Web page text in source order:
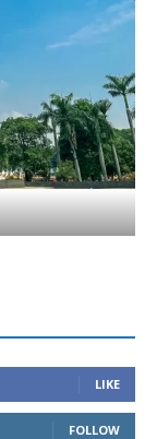
LIKE
FOLLOW